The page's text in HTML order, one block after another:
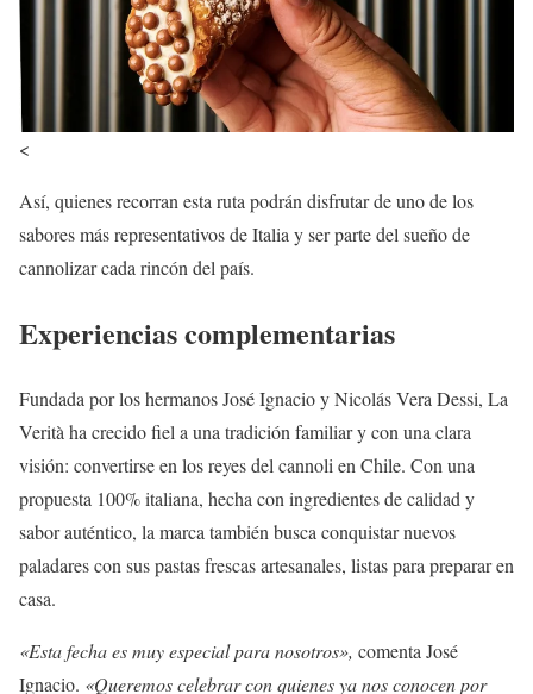
<
Así, quienes recorran esta ruta podrán disfrutar de uno de los
sabores más representativos de Italia y ser parte del sueño de
cannolizar cada rincón del país.
Experiencias complementarias
Fundada por los hermanos José Ignacio y Nicolás Vera Dessi, La
Verità ha crecido fiel a una tradición familiar y con una clara
visión: convertirse en los reyes del cannoli en Chile. Con una
propuesta 100% italiana, hecha con ingredientes de calidad y
sabor auténtico, la marca también busca conquistar nuevos
paladares con sus pastas frescas artesanales, listas para preparar en
casa.
«Esta fecha es muy especial para nosotros», comenta José
Ignacio. «Queremos celebrar con quienes ya nos conocen por